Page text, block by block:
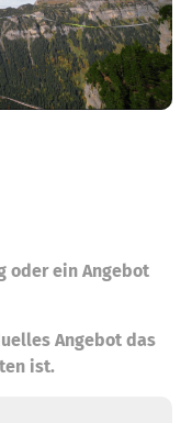
oder ein Angebot
Angebot das
ist.